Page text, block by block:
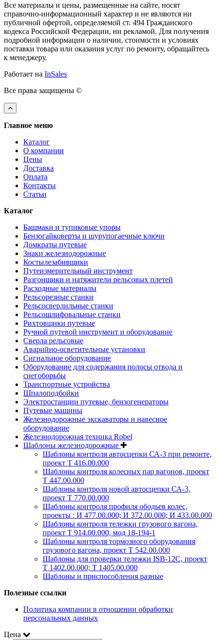
Все материалы и цены, размещенные на сайте, носят
справочно-информационный характер и не являются ни
публичной офертой, определяемой ст. 494 Гражданского
кодекса Российской Федерации, ни рекламой. Для получения
подробной информации о наличии, стоимости и условиях
поставки товара или оказания услуг по ремонту, обращайтесь
к менеджеру.
Работает на InSales
Все права защищены ©
Главное меню
Каталог
О компании
Цены
Доставка
Оплата
Контакты
Статьи
Каталог
Башмаки и тупиковые упоры
Бензогайковерты и шурупогаечные ключи
Домкраты путевые
Знаки железнодорожные
Костылезабивщики
Путеизмерительный инструмент
Разгонщики и натяжители рельсовых плетей
Расходные материалы
Рельсорезные станки
Рельсосверлильные станки
Рельсошлифовальные станки
Рихтовщики путевые
Ручной путевой инструмент и оборудование
Сверла рельсовые
Аварийно-осветительные установки
Сигнальное оборудование
Оборудование для содержания полосы отвода и
снегоборьбы
Транспортные устройства
Шпалоподбойки
Электростанции путевые, бензогенераторы
Путевые машины
Железнодорожные экскаваторы и навесное
оборудование
Железнодорожная техника Robel
Шаблоны железнодорожные
Шаблоны контроля автосцепки СА-3 при ремонте,
проект Т 416.00.000
Шаблоны контроля колесных пар вагонов, проект
Т 447.00.000
Шаблоны контроля новой автосцепки СА-3,
проект Т 770.00.000
Шаблоны контроля профиля ободьев колес,
проекты : И 477.00.000; И 372.00.000; И 433.00.000
Шаблоны контроля тележки грузового вагона,
проект Т 914.00.000, мод 18-194-1
Шаблоны контроля тормозного оборудования
грузового вагона, проект Т 542.00.000
Шаблоны для проверки тележки ISB-12C, проект
Т 1402.00.000; Т 1405.00.000
Шаблоны и приспособления разные
Полезные ссылки
Политика компании в отношении обработки
персональных данных
Цена